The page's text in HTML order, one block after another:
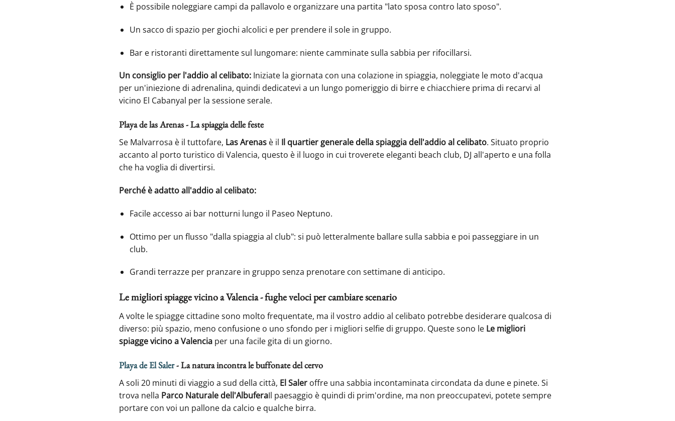
È possibile noleggiare campi da pallavolo e organizzare una partita "lato sposa contro lato sposo".
Un sacco di spazio per giochi alcolici e per prendere il sole in gruppo.
Bar e ristoranti direttamente sul lungomare: niente camminate sulla sabbia per rifocillarsi.
Un consiglio per l'addio al celibato: Iniziate la giornata con una colazione in spiaggia, noleggiate le moto d'acqua
per un'iniezione di adrenalina, quindi dedicatevi a un lungo pomeriggio di birre e chiacchiere prima di recarvi al
vicino El Cabanyal per la sessione serale.
Playa de las Arenas - La spiaggia delle feste
Se Malvarrosa è il tuttofare, Las Arenas è il Il quartier generale della spiaggia dell'addio al celibato. Situato proprio
accanto al porto turistico di Valencia, questo è il luogo in cui troverete eleganti beach club, DJ all'aperto e una folla
che ha voglia di divertirsi.
Perché è adatto all'addio al celibato:
Facile accesso ai bar notturni lungo il Paseo Neptuno.
Ottimo per un flusso "dalla spiaggia al club": si può letteralmente ballare sulla sabbia e poi passeggiare in un
club.
Grandi terrazze per pranzare in gruppo senza prenotare con settimane di anticipo.
Le migliori spiagge vicino a Valencia - fughe veloci per cambiare scenario
A volte le spiagge cittadine sono molto frequentate, ma il vostro addio al celibato potrebbe desiderare qualcosa di
diverso: più spazio, meno confusione o uno sfondo per i migliori selfie di gruppo. Queste sono le Le migliori
spiagge vicino a Valencia per una facile gita di un giorno.
Playa de El Saler- La natura incontra le buffonate del cervo
A soli 20 minuti di viaggio a sud della città, El Saler offre una sabbia incontaminata circondata da dune e pinete. Si
trova nella Parco Naturale dell'AlbuferaIl paesaggio è quindi di prim'ordine, ma non preoccupatevi, potete sempre
portare con voi un pallone da calcio e qualche birra.